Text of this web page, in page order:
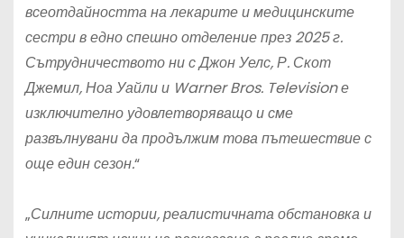
всеотдайността на лекарите и медицинските
сестри в едно спешно отделение през 2025 г.
Сътрудничеството ни с Джон Уелс, Р. Скот
Джемил, Ноа Уайли и Warner Bros. Television е
изключително удовлетворяващо и сме
развълнувани да продължим това пътешествие с
още един сезон.“
„Силните истории, реалистичната обстановка и